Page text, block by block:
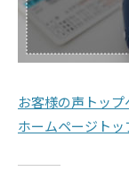
お客様の声トップ
ホームページトッ